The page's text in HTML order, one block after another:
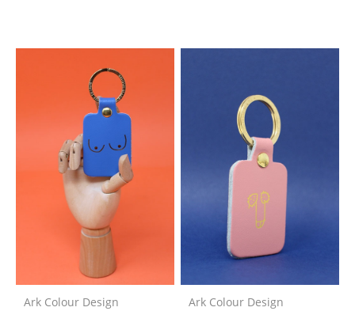
Ark Colour Design
Ark Colour Design